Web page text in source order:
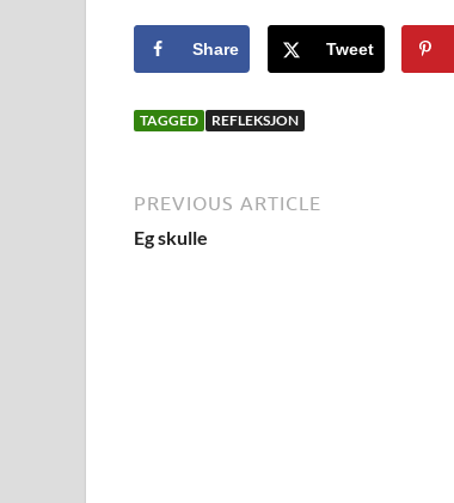
Share Tweet
TAGGED REFLEKSJON
PREVIOUS ARTICLE
Eg skulle